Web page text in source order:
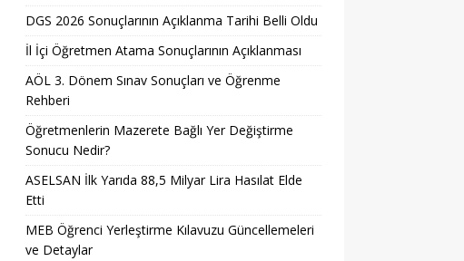
DGS 2026 Sonuçlarının Açıklanma Tarihi Belli Oldu
İl İçi Öğretmen Atama Sonuçlarının Açıklanması
AÖL 3. Dönem Sınav Sonuçları ve Öğrenme
Rehberi
Öğretmenlerin Mazerete Bağlı Yer Değiştirme
Sonucu Nedir?
ASELSAN İlk Yarıda 88,5 Milyar Lira Hasılat Elde
Etti
MEB Öğrenci Yerleştirme Kılavuzu Güncellemeleri
ve Detaylar